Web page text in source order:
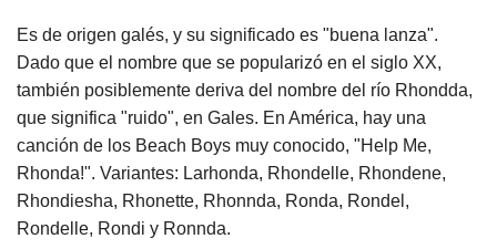
Niños
Padres
Calculadoras
Es de origen galés, y su significado es "buena lanza".
Dado que el nombre que se popularizó en el siglo XX,
también posiblemente deriva del nombre del río Rhondda,
que significa "ruido", en Gales. En América, hay una
canción de los Beach Boys muy conocido, "Help Me,
Rhonda!". Variantes: Larhonda, Rhondelle, Rhondene,
Rhondiesha, Rhonette, Rhonnda, Ronda, Rondel,
Rondelle, Rondi y Ronnda.